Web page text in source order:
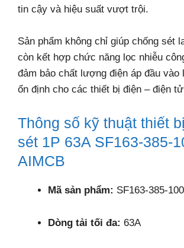
tin cậy và hiệu suất vượt trội.
Sản phẩm không chỉ giúp chống sét
còn kết hợp chức năng lọc nhiễu
đảm bảo chất lượng điện áp đầu vào
ổn định cho các thiết bị điện – điện
Thông số kỹ thuật thiết
sét 1P 63A SF163-385-
AIMCB
Mã sản phẩm: SF163-385-
Dòng tải tối đa: 63A